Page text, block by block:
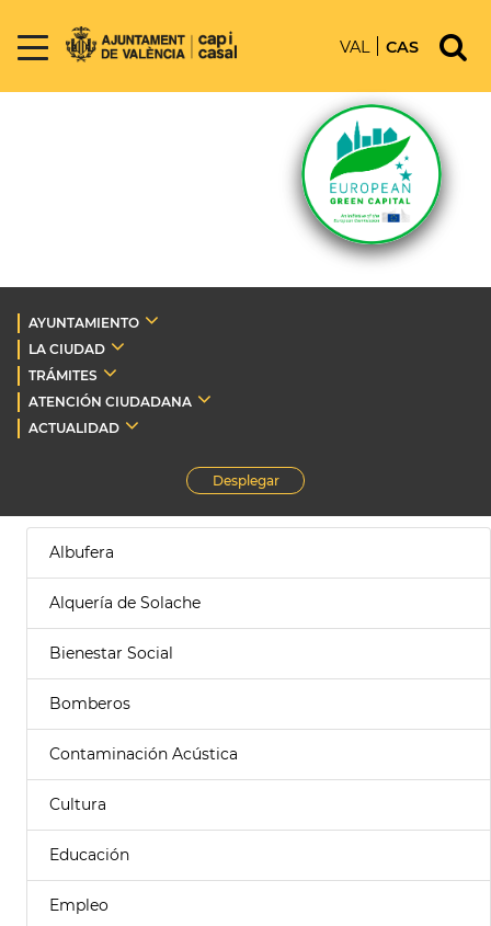
VAL CAS
AYUNTAMIENTO
LA CIUDAD
TRÁMITES
ATENCIÓN CIUDADANA
ACTUALIDAD
Desplegar
Albufera
Alquería de Solache
Bienestar Social
Bomberos
Contaminación Acústica
Cultura
Educación
Empleo